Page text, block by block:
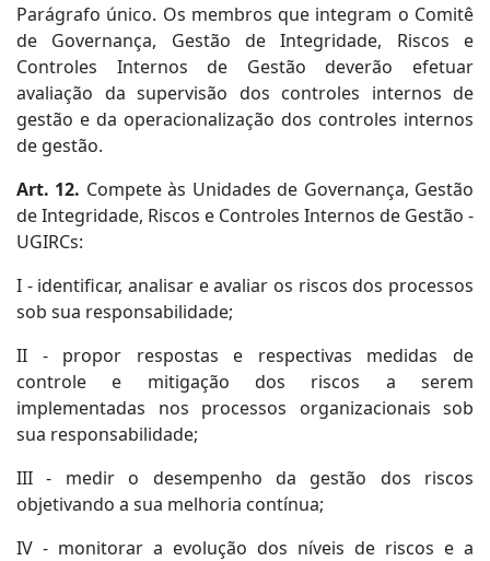
Parágrafo único. Os membros que integram o Comitê
de Governança, Gestão de Integridade, Riscos e
Controles Internos de Gestão deverão efetuar
avaliação da supervisão dos controles internos de
gestão e da operacionalização dos controles internos
de gestão.
Art. 12. Compete às Unidades de Governança, Gestão
de Integridade, Riscos e Controles Internos de Gestão -
UGIRCs:
I - identificar, analisar e avaliar os riscos dos processos
sob sua responsabilidade;
II - propor respostas e respectivas medidas de
controle e mitigação dos riscos a serem
implementadas nos processos organizacionais sob
sua responsabilidade;
III - medir o desempenho da gestão dos riscos
objetivando a sua melhoria contínua;
IV - monitorar a evolução dos níveis de riscos e a